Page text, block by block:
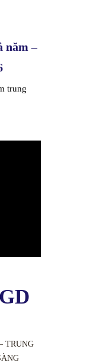
năm –
trung
TRUNG